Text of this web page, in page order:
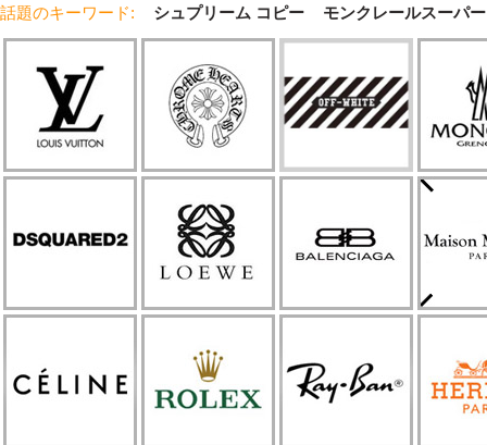
話題のキーワード: シュプリーム コピー モンクレールスーパ